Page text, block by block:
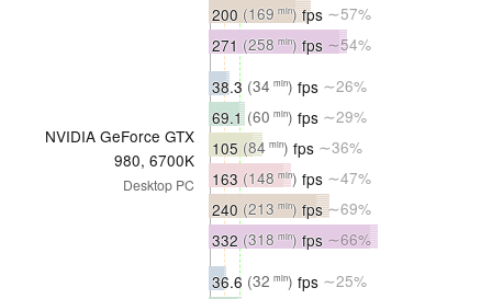
200 (169 min)fps ∼57%
271 (258 min) fps ∼54%
NVIDIA GeForce GTX
980, 6700K
Desktop PC
38.3 (34 min) fps ∼26%
69.1(60 min) fps ∼29%
105 (84 min) fps ∼36%
163 (148 min) fps ∼47%
240 (213 min) fps∼69%
332 (318 min) fps ∼66%
36.6 (32 min) fps ∼25%